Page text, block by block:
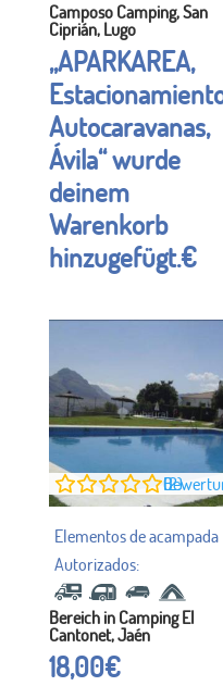
Camposo Camping, San
Ciprián, Lugo
„APARKAREA,
Autocaravanas,
Ávila“ wurde
deinem
Warenkorb
hinzugefügt.€
0
Bewertungen (2)
Bereich in Camping El
Cantonet, Jaén
18,00€